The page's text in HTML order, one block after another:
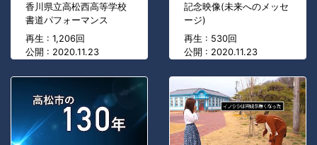
香川県立高松西高等学校
書道パフォーマンス
再生 : 1,206回
公開 : 2020.11.23
記念映像(未来へのメッセ
ージ)
再生 : 530回
公開 : 2020.11.23